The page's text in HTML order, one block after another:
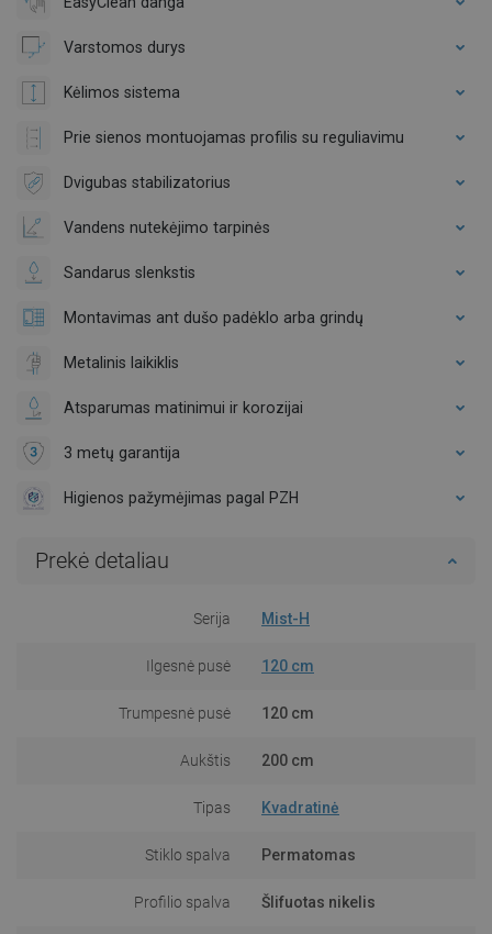
Varstomos durys
Kėlimos sistema
Prie sienos montuojamas profilis su reguliavimu
Dvigubas stabilizatorius
Vandens nutekėjimo tarpinės
Sandarus slenkstis
Montavimas ant dušo padėklo arba grindų
Metalinis laikiklis
Atsparumas matinimui ir korozijai
3 metų garantija
Higienos pažymėjimas pagal PZH
Prekė detaliau
Serija Mist-H
Ilgesnė pusė 120 cm
Trumpesnė pusė 120 cm
Aukštis 200 cm
Tipas Kvadratinė
Stiklo spalva Permatomas
Profilio spalva Šlifuotas nikelis